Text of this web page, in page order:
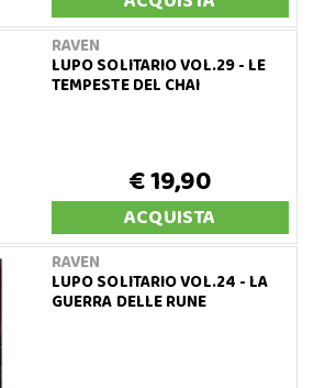
RAVEN
LUPO SOLITARIO VOL.29 - LE
TEMPESTE DEL CHAI
€ 19,90
ACQUISTA
RAVEN
LUPO SOLITARIO VOL.24 - LA
GUERRA DELLE RUNE